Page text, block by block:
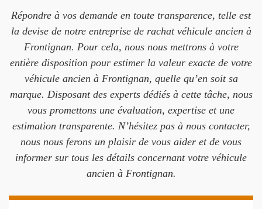
Répondre à vos demande en toute transparence, telle est
la devise de notre entreprise de rachat véhicule ancien à
Frontignan. Pour cela, nous nous mettrons à votre
entière disposition pour estimer la valeur exacte de votre
véhicule ancien à Frontignan, quelle qu’en soit sa
marque. Disposant des experts dédiés à cette tâche, nous
vous promettons une évaluation, expertise et une
estimation transparente. N’hésitez pas à nous contacter,
nous nous ferons un plaisir de vous aider et de vous
informer sur tous les détails concernant votre véhicule
ancien à Frontignan.